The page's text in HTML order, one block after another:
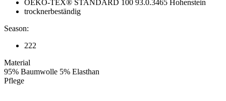
OEKO-TEX® STANDARD 100 93.0.3465 Hohenstein
trocknerbeständig
Season:
222
Material
95% Baumwolle 5% Elasthan
Pflege